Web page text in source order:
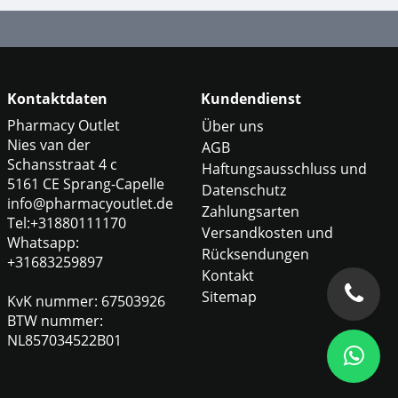
Kontaktdaten
Pharmacy Outlet
Nies van der
Schansstraat 4 c
5161 CE Sprang-Capelle
info@pharmacyoutlet.de
Tel:+31880111170
Whatsapp:
+31683259897
KvK nummer: 67503926
BTW nummer:
NL857034522B01
Kundendienst
Über uns
AGB
Haftungsausschluss und
Datenschutz
Zahlungsarten
Versandkosten und
Rücksendungen
Kontakt
Sitemap